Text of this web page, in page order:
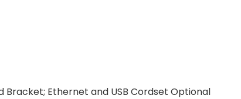
Bracket; Ethernet and USB Cordset Optional